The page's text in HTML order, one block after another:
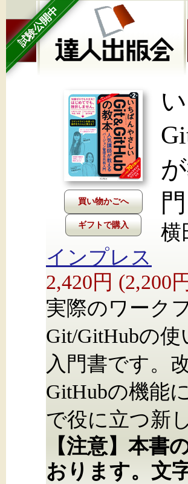
試験公開中
ギフトで購入
門
横
インプレス
2,420円 (2,200
実際のワーク
Git/GitHubの
入門書です。
GitHubの機能
で役に立つ新
【注意】本書
おります。文